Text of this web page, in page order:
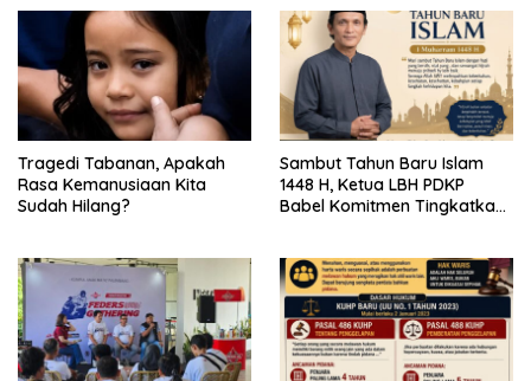
Tragedi Tabanan, Apakah
Rasa Kemanusiaan Kita
Sudah Hilang?
Sambut Tahun Baru Islam
1448 H, Ketua LBH PDKP
Babel Komitmen Tingkatkan